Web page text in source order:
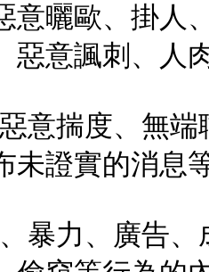
意曬歐、掛人
惡意諷刺、人
意揣度、無端
未證實的消息
暴力、廣告、